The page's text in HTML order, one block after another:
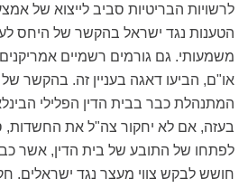
לרשויות הבריטיות סביב לייצוא של
הטענות נגד ישראל בהקשר של היחס
משמעותי. גם גורמים רשמיים אמריקנים
או"ם, הביעו דאגה בעניין זה. בהקשר
המתנהלת כבר בבית הדין הפלילי
בעזה, אם לא יחקור צה"ל את החשדות,
לפתחו של התובע של בית הדין, אשר
חושש לבקש צווי מעצר נגד ישראלים.